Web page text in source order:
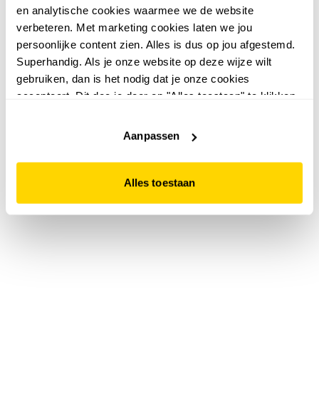
en analytische cookies waarmee we de website
verbeteren. Met marketing cookies laten we jou
persoonlijke content zien. Alles is dus op jou afgestemd.
Superhandig. Als je onze website op deze wijze wilt
gebruiken, dan is het nodig dat je onze cookies
accepteert. Dit doe je door op "Alles toestaan" te klikken.
website niet optimaal functioneert.
Aanpassen
Alles toestaan